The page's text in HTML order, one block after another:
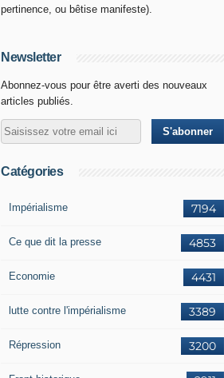
pertinence, ou bêtise manifeste).
Newsletter
Abonnez-vous pour être averti des nouveaux
articles publiés.
Catégories
7194
Impérialisme
4853
Ce que dit la presse
4431
Economie
3389
lutte contre l'impérialisme
3200
Répression